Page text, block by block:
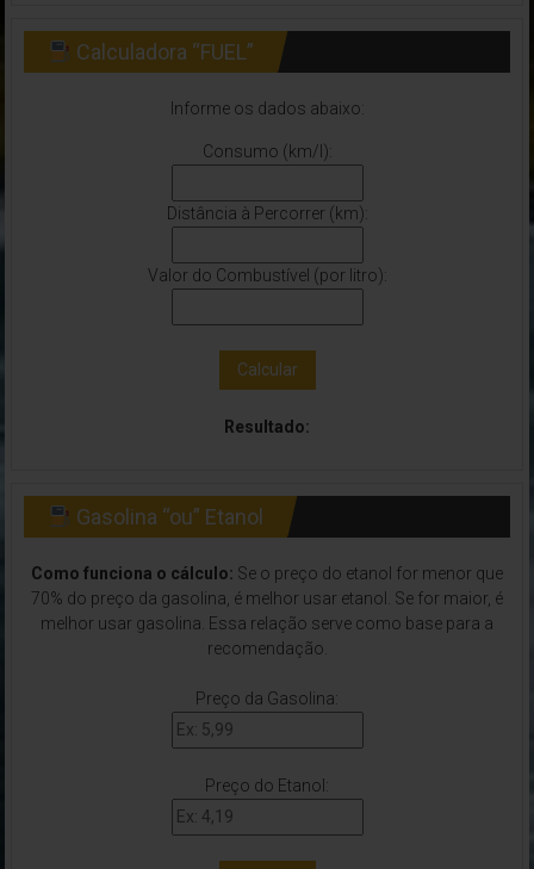
Calculadora “FUEL”
Informe os dados abaixo:
Consumo (km/l):
Distância à Percorrer (km):
Valor do Combustível (por litro):
Calcular
Resultado:
Gasolina “ou” Etanol
Como funciona o cálculo: Se o preço do etanol for menor que
70% do preço da gasolina, é melhor usar etanol. Se for maior, é
melhor usar gasolina. Essa relação serve como base para a
recomendação.
Preço da Gasolina:
Preço do Etanol: